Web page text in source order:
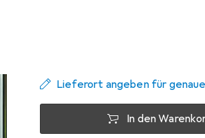
Lieferort angeben für
In den